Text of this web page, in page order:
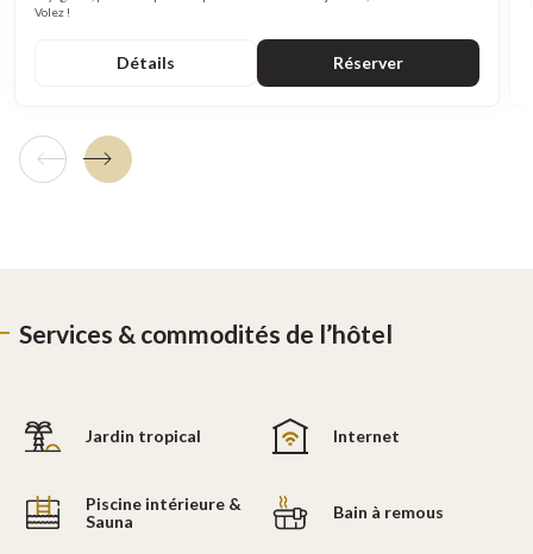
Volez !
Détails Réserver
Tuile précédente
Tuile suivante
Services & commodités de l’hôtel
Jardin tropical Internet
Piscine intérieure &
Sauna
Bain à remous